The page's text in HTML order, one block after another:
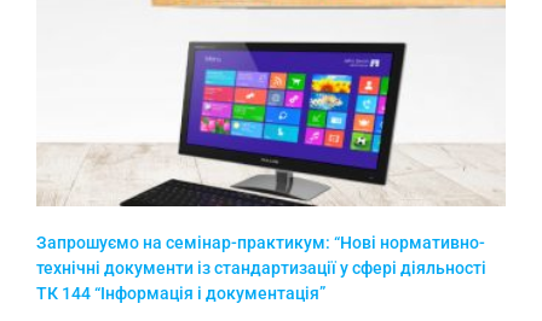
Запрошуємо на семінар-практикум: “Нові нормативно-
технічні документи із стандартизації у сфері діяльності
ТК 144 “Інформація і документація”